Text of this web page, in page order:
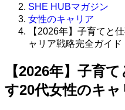
SHE HUBマガジン
女性のキャリア
【2026年】子育てと
ャリア戦略完全ガイド
【2026年】子育
す20代女性のキ